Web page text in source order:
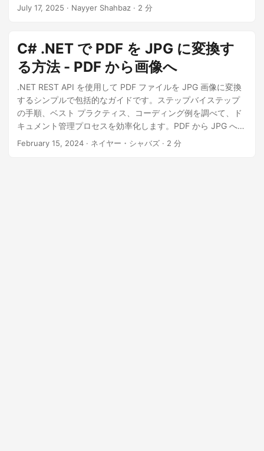
July 17, 2025 · Nayyer Shahbaz · 2 分
C# .NET で PDF を JPG に変換す
る方法 - PDF から画像へ
.NET REST API を使用して PDF ファイルを JPG 画像に変換
するシンプルで包括的なガイドです。ステップバイステップ
の手順、ベスト プラクティス、コーディング例を調べて、ド
キュメント管理プロセスを効率化します。PDF から JPG への
シームレスな変換を実行し、プロジェクトの効率と生産性を
February 15, 2024 · ネイヤー・シャバズ · 2 分